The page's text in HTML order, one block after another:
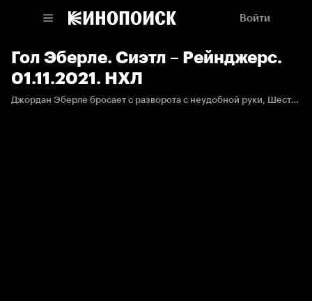
Войти
Гол Эберле. Сиэтл – Рейнджерс.
01.11.2021. НХЛ
Джордан Эберле бросает с разворота с неудобной руки, Шестеркин, похоже, не ожидал броска и вынужден капитулировать.